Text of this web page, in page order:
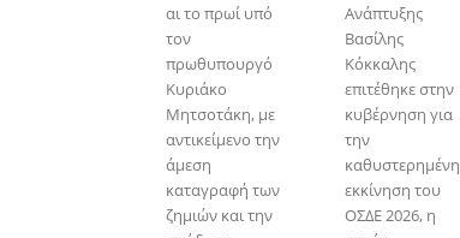
αι το πρωί υπό
τον
πρωθυπουργό
Κυριάκο
Μητσοτάκη, με
αντικείμενο την
άμεση
καταγραφή των
ζημιών και την
Ανάπτυξης
Βασίλης
Κόκκαλης
επιτέθηκε στην
κυβέρνηση για
την
καθυστερημένη
εκκίνηση του
ΟΣΔΕ 2026, η